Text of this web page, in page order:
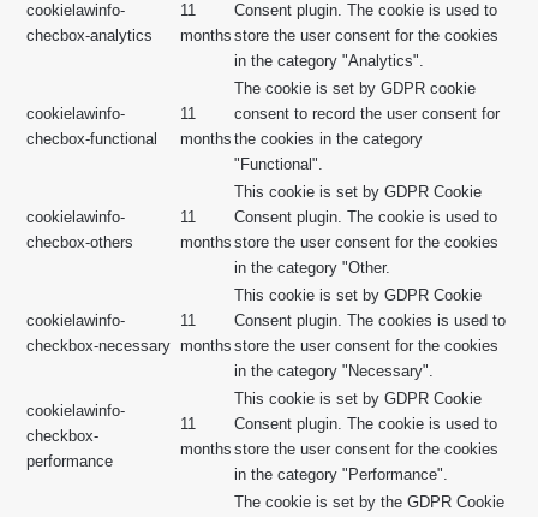
cookielawinfo-
checbox-analytics
11
months
Consent plugin. The cookie is used to
store the user consent for the cookies
in the category "Analytics".
cookielawinfo-
checbox-functional
11
months
The cookie is set by GDPR cookie
consent to record the user consent for
the cookies in the category
"Functional".
cookielawinfo-
checbox-others
11
months
This cookie is set by GDPR Cookie
Consent plugin. The cookie is used to
store the user consent for the cookies
in the category "Other.
cookielawinfo-
checkbox-necessary
11
months
This cookie is set by GDPR Cookie
Consent plugin. The cookies is used to
store the user consent for the cookies
in the category "Necessary".
cookielawinfo-
checkbox-
performance
11
months
This cookie is set by GDPR Cookie
Consent plugin. The cookie is used to
store the user consent for the cookies
in the category "Performance".
The cookie is set by the GDPR Cookie